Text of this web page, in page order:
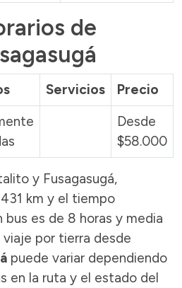
de
Servicios
Precio
Desde
$58.000
y Fusagasugá,
km y el tiempo
es de 8 horas y media
por tierra desde
puede variar dependiendo
en la ruta y el estado del